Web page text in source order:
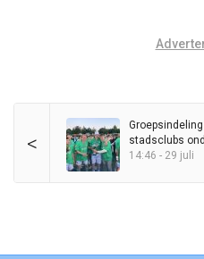
<
stadsclubs
14:46 - 29 juli